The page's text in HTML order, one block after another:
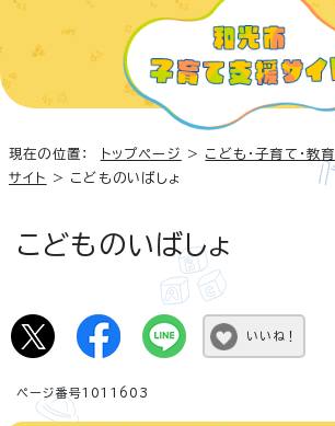
現在の位置： トップページ > こども・子育て・教育
サイト
> こどものいばしょ
こどものいばしょ
いいね！
ページ番号1011603